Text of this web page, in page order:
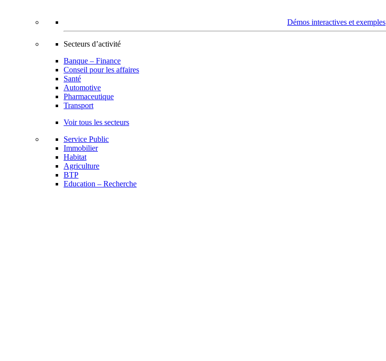
Démos interactives et exemples
Secteurs d’activité
Banque – Finance
Conseil pour les affaires
Santé
Automotive
Pharmaceutique
Transport
Voir tous les secteurs
Service Public
Immobilier
Habitat
Agriculture
BTP
Education – Recherche